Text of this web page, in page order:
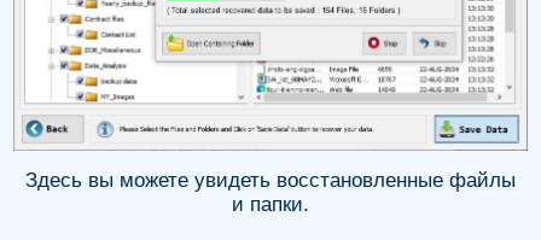
Здесь вы можете увидеть восстановленные файлы
и папки.